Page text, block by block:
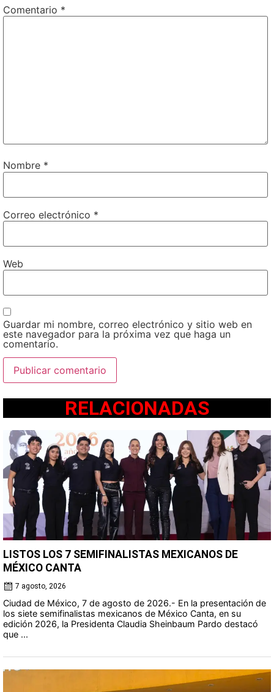
Comentario *
Nombre *
Correo electrónico *
Web
Guardar mi nombre, correo electrónico y sitio web en
este navegador para la próxima vez que haga un
comentario.
RELACIONADAS
LISTOS LOS 7 SEMIFINALISTAS MEXICANOS DE
MÉXICO CANTA
7 agosto, 2026
Ciudad de México, 7 de agosto de 2026.- En la presentación de
los siete semifinalistas mexicanos de México Canta, en su
edición 2026, la Presidenta Claudia Sheinbaum Pardo destacó
que ...